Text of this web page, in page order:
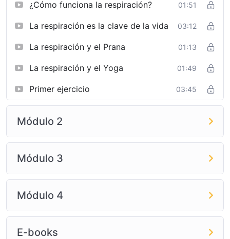
¿Cómo funciona la respiración? 01:51
La respiración es la clave de la vida 03:12
La respiración y el Prana 01:13
La respiración y el Yoga 01:49
Primer ejercicio 03:45
Módulo 2
Módulo 3
Módulo 4
E-books